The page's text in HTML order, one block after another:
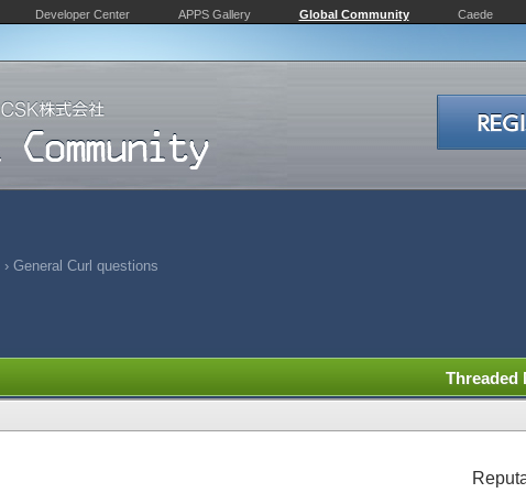
Developer Center APPS Gallery Global Community Caede
› General Curl questions
Threaded